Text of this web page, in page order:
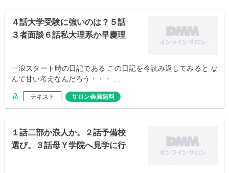
４話大学受験に強いのは？５話
３者面談６話私大理系か早慶理
一浪スタート時の日記である この日記を今読み返してみると な
んて甘い考えなんだろう・・・ …
テキスト サロン会員無料
１話二部か浪人か。２話予備校
選び。３話母Ｙ学院へ見学に行